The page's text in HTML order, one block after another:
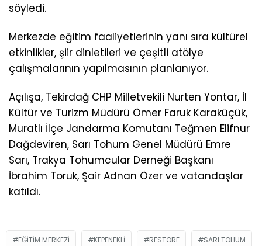
söyledi.
Merkezde eğitim faaliyetlerinin yanı sıra kültürel
etkinlikler, şiir dinletileri ve çeşitli atölye
çalışmalarının yapılmasının planlanıyor.
Açılışa, Tekirdağ CHP Milletvekili Nurten Yontar, İl
Kültür ve Turizm Müdürü Ömer Faruk Karaküçük,
Muratlı İlçe Jandarma Komutanı Teğmen Elifnur
Dağdeviren, Sarı Tohum Genel Müdürü Emre
Sarı, Trakya Tohumcular Derneği Başkanı
İbrahim Toruk, Şair Adnan Özer ve vatandaşlar
katıldı.
EĞITIM MERKEZI KEPENEKLI RESTORE SARI TOHUM